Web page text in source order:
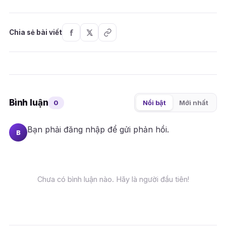
Chia sẻ bài viết
Bình luận 0 Nổi bật Mới nhất
B Bạn phải đăng nhập để gửi phản hồi.
Chưa có bình luận nào. Hãy là người đầu tiên!